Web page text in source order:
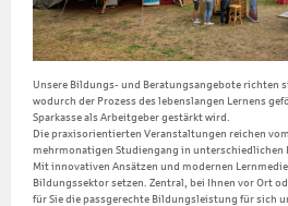
Unsere Bildungs- und Beratungsangebote richten
wodurch der Prozess des lebenslangen Lernens
Sparkasse als Arbeitgeber gestärkt wird.
Die praxisorientierten Veranstaltungen reichen
mehrmonatigen Studiengang in unterschiedlichen
Mit innovativen Ansätzen und modernen
Bildungssektor setzen. Zentral, bei Ihnen vor Ort
für Sie die passgerechte Bildungsleistung für sich